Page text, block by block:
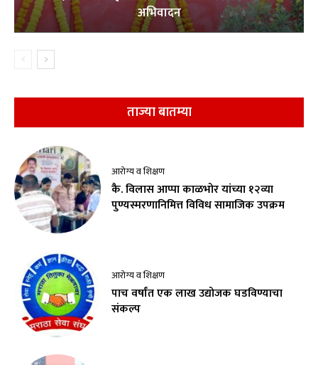
अभिवादन
ताज्या बातम्या
आरोग्य व शिक्षण
कै. विलास आप्पा काळभोर यांच्या १२व्या
पुण्यस्मरणानिमित्त विविध सामाजिक उपक्रम
आरोग्य व शिक्षण
पाच वर्षांत एक लाख उद्योजक घडविण्याचा
संकल्प